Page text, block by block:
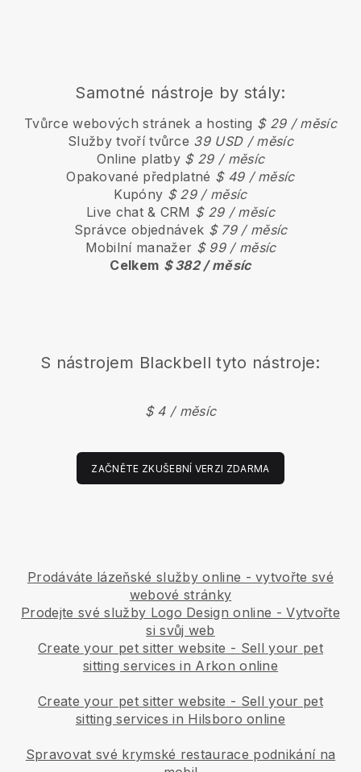
Samotné nástroje by stály:
Tvůrce webových stránek a hosting $ 29 / měsíc
Služby tvoří tvůrce 39 USD / měsíc
Online platby $ 29 / měsíc
Opakované předplatné $ 49 / měsíc
Kupóny $ 29 / měsíc
Live chat & CRM $ 29 / měsíc
Správce objednávek $ 79 / měsíc
Mobilní manažer $ 99 / měsíc
Celkem $ 382 / měsíc
S nástrojem Blackbell tyto nástroje:
$ 4 / měsíc
ZAČNĚTE ZKUŠEBNÍ VERZI ZDARMA
Prodáváte lázeňské služby online - vytvořte své
webové stránky
Prodejte své služby Logo Design online - Vytvořte
si svůj web
Create your pet sitter website - Sell your pet
sitting services in Arkon online
Create your pet sitter website - Sell your pet
sitting services in Hilsboro online
Spravovat své krymské restaurace podnikání na